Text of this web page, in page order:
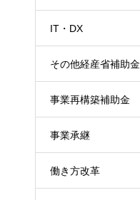
IT・DX
その他経産省補助金
事業再構築補助金
事業承継
働き方改革